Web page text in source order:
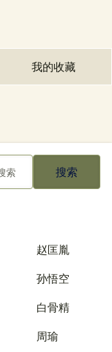
我的收藏(opens in
赵匡胤
孙悟空
白骨精
周瑜